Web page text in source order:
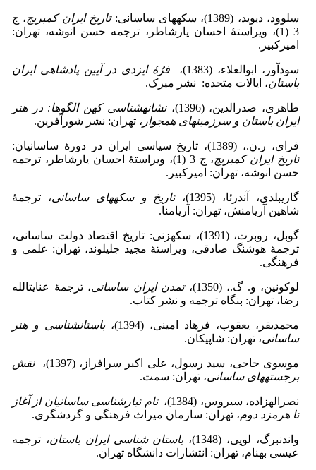
سلوود، دیوید، (1389)، سکه­های ساسانی: تاریخ ایران کمبریج، ج
3 (1)، ویراستۀ احسان یارشاطر، ترجمه حسن انوشه، تهران:
امیرکبیر.
سودآور، ابوالعلاء، (1383)،
فرُۀ ایزدی در آیین پادشاهی ایران
باستان، ایالات متحده: نشر میرک.
طاهری، صدرالدین، (1396)،
نشانه­شناسی کهن الگوها: در هنر
ایران باستان و سرزمین­های همجوار ، تهران: نشر شورآفرین.
فرای، ر.ن.، (1389)، تاریخ سیاسی ایران در دورۀ ساسانیان:
تاریخ ایران کمبریج
، ج 3 (1)، ویراستۀ احسان یارشاطر، ترجمه
حسن انوشه، تهران: امیرکبیر.
گاریبلدی، آندرئا، (1395)، تاریخ و سکه­های ساسانی، ترجمۀ
شاهین آریامنش، تهران: آریامنا.
گوبل، روبرت، (1391)، سکه­زنی: تاریخ اقتصاد دولت ساسانی،
ترجمۀ هوشنگ صادقی، ویراستۀ مجید جلیلوند، تهران: علمی و
فرهنگی.
لوکونین، و. گ.، (1350)، تمدن ایران ساسانی، ترجمۀ عنایت­الله
رضا، تهران: بنگاه ترجمه و نشر کتاب.
محمدی­فر، یعقوب، فرهاد امینی، (1394)،
باستان­شناسی و هنر
ساسانی، تهران: شاپیکان.
موسوی حاجی، سید رسول، علی اکبر سرافراز، (1397)،
نقش
برجسته­های ساسانی، تهران: سمت.
نصراله­زاده، سیروس، (1384)،
نام تبارشناسی ساسانیان از آغاز
تا هرمزد دوم، تهران: سازمان میراث فرهنگی و گردشگری.
واندنبرگ، لویی، (1348)، باستان شناسی ایران باستان، ترجمه
عیسی بهنام، تهران: انتشارات دانشگاه تهران.